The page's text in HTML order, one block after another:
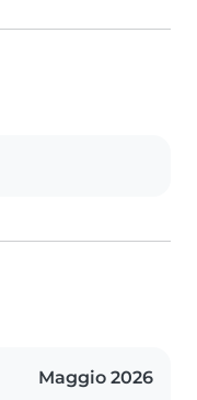
Maggio 2026